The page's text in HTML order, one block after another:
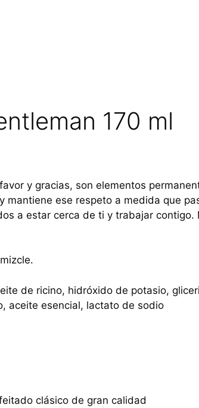
170 ml
y gracias, son elementos
ese respeto a medida que
a estar cerca de ti y trabajar
de ricino, hidróxido de potasio,
aceite esencial, lactato de sodio
clásico de gran calidad